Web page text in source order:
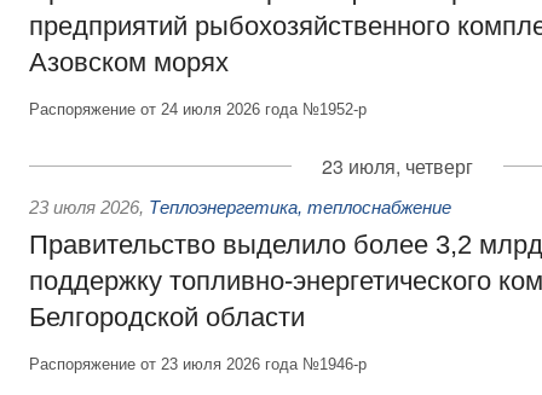
предприятий рыбохозяйственного
Азовском морях
Распоряжение от 24 июля 2026 года №1952-р
23 июля, четверг
23 июля 2026, Теплоэнергетика, теплоснабжение
Правительство выделило более 3,2
поддержку топливно-энергетического
Белгородской области
Распоряжение от 23 июля 2026 года №1946-р